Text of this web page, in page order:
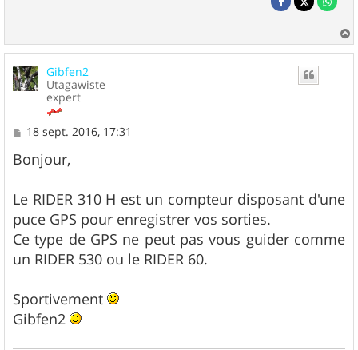
a
Gibfen2
Utagawiste
expert
M
s
s
g
e
18 sept. 2016, 17:31
Bonjour,
Le RIDER 310 H est un compteur disposant d'une
puce GPS pour enregistrer vos sorties.
Ce type de GPS ne peut pas vous guider comme
un RIDER 530 ou le RIDER 60.
Sportivement
Gibfen2